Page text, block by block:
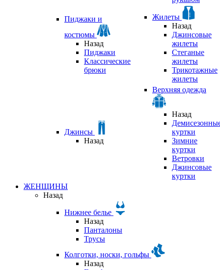
Пиджаки и
костюмы
Назад
Пиджаки
Классические
брюки
Жилеты
Назад
Джинсовые
жилеты
Стеганые
жилеты
Трикотажные
жилеты
Джинсы
Назад
Верхняя одежда
Назад
куртки
Зимние
куртки
Ветровки
Джинсовые
куртки
ЖЕНЩИНЫ
Назад
Нижнее белье
Назад
Панталоны
Трусы
Колготки, носки, гольфы
Назад